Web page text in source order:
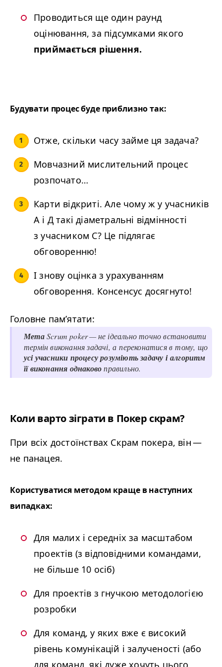
Проводиться ще один раунд
оцінювання, за підсумками якого
приймається рішення.
Будувати процес буде приблизно так:
Отже, скільки часу займе ця задача?
Мовчазний мислительний процес
розпочато…
Карти відкриті. Але чому ж у учасників
А і Д такі діаметральні відмінності
з учасником С? Це підлягає
обговоренню!
І знову оцінка з урахуванням
обговорення. Консенсус досягнуто!
Головне пам’ятати:
МетаScrum pok­er — не ідеально точно встановити
термін виконання задачі, а переконатися в тому, що
усі учасники процесу розуміють задачу і алгоритм
її виконання однаковоправильно.
Коли варто зіграти в Покер скрам?
При всіх достоїнствах Скрам покера, він —
не панацея.
Користуватися методом краще в наступних
випадках:
Для малих і середніх за масштабом
проектів (з відповідними командами,
не більше 10 осіб)
Для проектів з гнучкою методологією
розробки
Для команд, у яких вже є високий
рівень комунікацій і залученості (або
для команд, які дуже хочуть цього